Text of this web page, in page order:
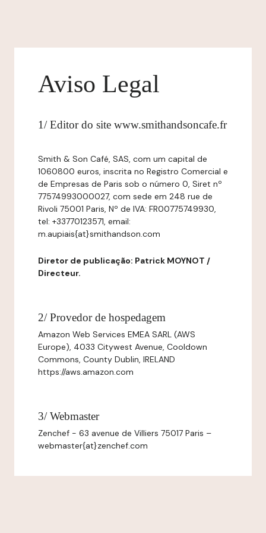
Aviso Legal
1/ Editor do site www.smithandsoncafe.fr
Smith & Son Café, SAS, com um capital de
1060800 euros, inscrita no Registro Comercial e
de Empresas de Paris sob o número 0, Siret nº
77574993000027, com sede em 248 rue de
Rivoli 75001 Paris, Nº de IVA: FR00775749930,
tel: +33770123571, email:
m.aupiais{at}smithandson.com
Diretor de publicação: Patrick MOYNOT /
Directeur.
2/ Provedor de hospedagem
Amazon Web Services EMEA SARL (AWS
Europe), 4033 Citywest Avenue, Cooldown
Commons, County Dublin, IRELAND
https://aws.amazon.com
3/ Webmaster
Zenchef - 63 avenue de Villiers 75017 Paris –
webmaster{at}zenchef.com